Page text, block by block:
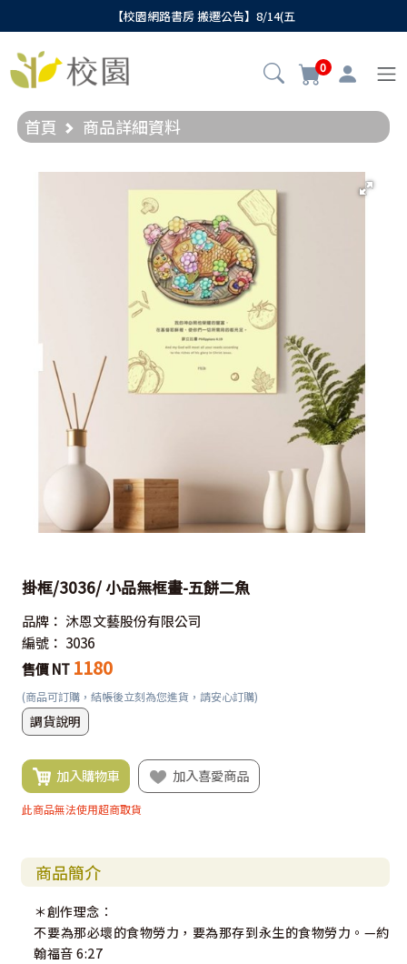
【校園網路書房 搬遷公告】8/14(五
0
首頁 商品詳細資料
掛框/3036/ 小品無框畫-五餅二魚
品牌： 沐恩文藝股份有限公司
編號： 3036
售價 NT 1180
(商品可訂購，結帳後立刻為您進貨，請安心訂購)
調貨說明
加入購物車 加入喜愛商品
此商品無法使用超商取貨
商品簡介
＊創作理念：
不要為那必壞的食物勞力，要為那存到永生的食物勞力。—約
翰福音 6:27